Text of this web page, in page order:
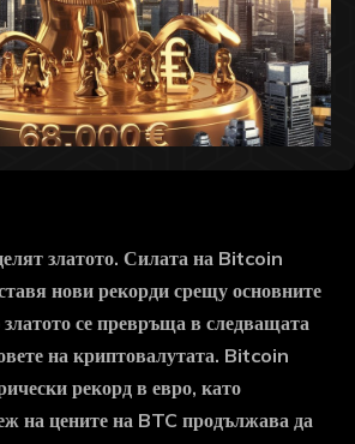
златото. Силата на Bitcoin
нови рекорди срещу основните
се превръща в следващата
на криптовалутата. Bitcoin
рекорд в евро, като
на цените на BTC продължава да